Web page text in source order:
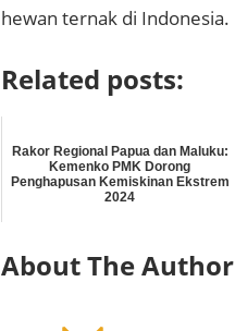
hewan ternak di Indonesia.
Related posts:
Rakor Regional Papua dan Maluku:
Kemenko PMK Dorong
Penghapusan Kemiskinan Ekstrem
2024
About The Author